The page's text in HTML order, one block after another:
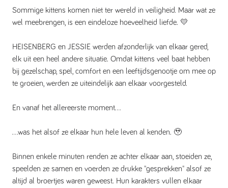
Sommige kittens komen niet ter wereld in veiligheid. Maar wat ze
wel meebrengen, is een eindeloze hoeveelheid liefde. 💛
HEISENBERG en JESSIE werden afzonderlijk van elkaar gered,
elk uit een heel andere situatie. Omdat kittens veel baat hebben
bij gezelschap, spel, comfort en een leeftijdsgenootje om mee op
te groeien, werden ze uiteindelijk aan elkaar voorgesteld.
En vanaf het allereerste moment...
...was het alsof ze elkaar hun hele leven al kenden. 🥹
Binnen enkele minuten renden ze achter elkaar aan, stoeiden ze,
speelden ze samen en voerden ze drukke "gesprekken" alsof ze
altijd al broertjes waren geweest. Hun karakters vullen elkaar